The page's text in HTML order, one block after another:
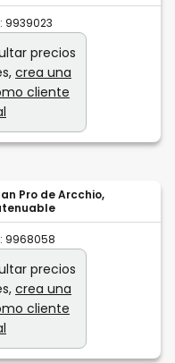
9939023
precios
crea una
cliente
Pro de Arcchio,
9968058
precios
crea una
cliente